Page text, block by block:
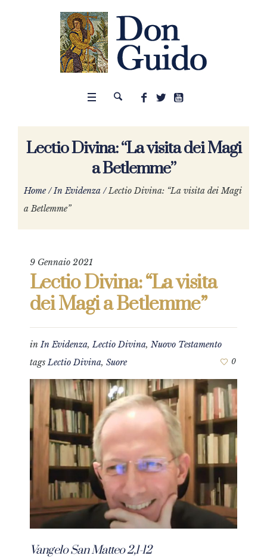
Lectio Divina: “La visita dei Magi
a Betlemme”
Home /In Evidenza /Lectio Divina: “La visita dei Magi
a Betlemme”
9 Gennaio 2021
Lectio Divina: “La visita
dei Magi a Betlemme”
inIn Evidenza,Lectio Divina, Nuovo Testamento
tagsLectio Divina, Suore 0
Vangelo San Matteo 2,1-12